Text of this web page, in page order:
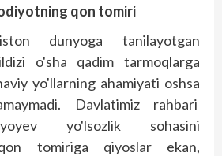
qon tomiri
dunyoga tanilayotgan
o'sha qadim tarmoqlarga
yo'llarning ahamiyati oshsa
Davlatimiz rahbari
yo'lsozlik sohasini
tomiriga qiyoslar ekan,